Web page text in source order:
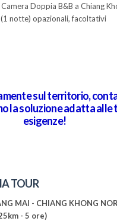
Doppia B&B a Chiang
notte) opazionali, facoltativi
sul territorio,
la soluzione adatta alle
esigenze!
TOUR
MAI - CHIANG KHONG
- 5 ore)